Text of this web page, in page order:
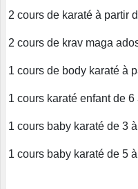
2 cours de karaté à partir
2 cours de krav maga
1 cours de body karaté à
1 cours karaté enfant de 6
1 cours baby karaté de 3
1 cours baby karaté de 5